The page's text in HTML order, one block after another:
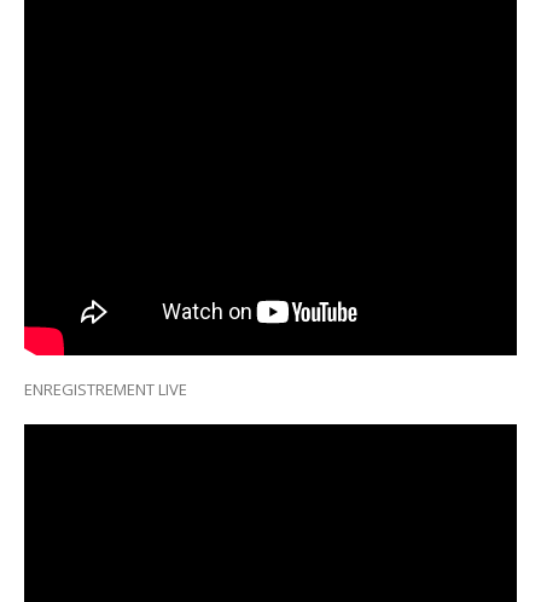
ENREGISTREMENT LIVE